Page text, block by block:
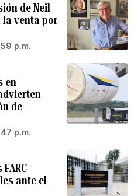
de Neil
venta por
p.m.
en
de
p.m.
ante el